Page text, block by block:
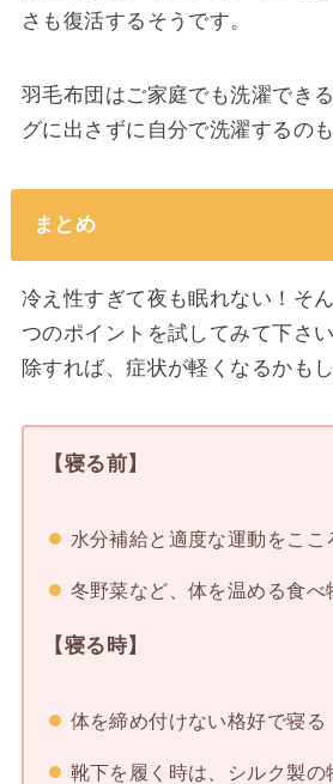
さも復活するそうです。
羽毛布団はご家庭でも洗濯でき
グに出さずに自分で洗濯するの
まとめ
冷え性すぎて夜も眠れない！そ
つのポイントを試してみて下さ
除すれば、症状が軽くなるかもし
【寝る前】
水分補給と適度な運動をここ
冬野菜など、体を温める食べ
【寝る時】
体を締め付けない格好で寝る
靴下を履く時は、シルク製の